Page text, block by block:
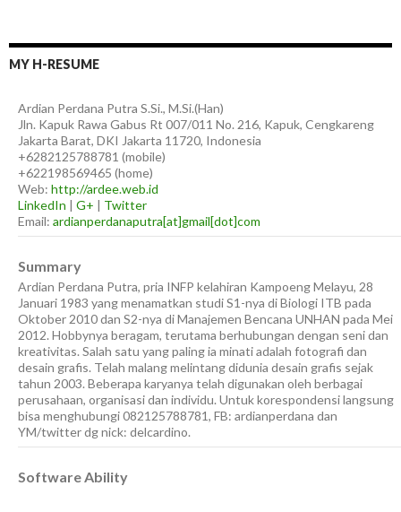
MY H-RESUME
Ardian Perdana Putra S.Si., M.Si.(Han)
Jln. Kapuk Rawa Gabus Rt 007/011 No. 216, Kapuk, Cengkareng
Jakarta Barat, DKI Jakarta 11720, Indonesia
+6282125788781 (mobile)
+622198569465 (home)
Web: http://ardee.web.id
LinkedIn | G+ | Twitter
Email: ardianperdanaputra[at]gmail[dot]com
Summary
Ardian Perdana Putra, pria INFP kelahiran Kampoeng Melayu, 28
Januari 1983 yang menamatkan studi S1-nya di Biologi ITB pada
Oktober 2010 dan S2-nya di Manajemen Bencana UNHAN pada Mei
2012. Hobbynya beragam, terutama berhubungan dengan seni dan
kreativitas. Salah satu yang paling ia minati adalah fotografi dan
desain grafis. Telah malang melintang didunia desain grafis sejak
tahun 2003. Beberapa karyanya telah digunakan oleh berbagai
perusahaan, organisasi dan individu. Untuk korespondensi langsung
bisa menghubungi 082125788781, FB: ardianperdana dan
YM/twitter dg nick: delcardino.
Software Ability